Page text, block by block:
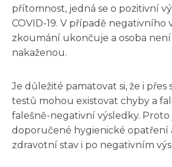
přítomnost, jedná se o pozitivní
COVID-19. V případě negativního
zkoumání ukončuje a osoba není
nakaženou.
Je důležité pamatovat si, že i přes
testů mohou existovat chyby a
falešně-negativní výsledky.
doporučené hygienické opatření
zdravotní stav i po negativním